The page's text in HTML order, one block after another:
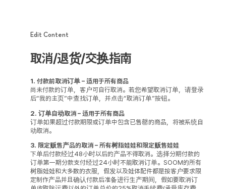
Edit Content
取消/退货/交换指南
1. 付款前取消订单 – 适用于所有商品
尚未付款的订单，客户可自行取消。若您希望取消订单，请登录
后“我的主页”中查找订单，并点击“取消订单”按钮。
2. 订单自动取消 – 适用于所有商品
订单如果超过付款期限或订单中包含已售罄的商品，将被系统自
动取消。
3. 限定贩售产品的取消 – 所有树脂娃娃和限定贩售娃娃
下单后付款经过48小时以后的产品不得取消。选择分期付款的
订单第一期分款支付经过24小时不能取消订单。SOOM的所有
树脂娃娃和大多数的衣服，假发以及娃体配件都是按客户要求限
定制作产品并且确认付款后准备进行生产期间，假如要取消订